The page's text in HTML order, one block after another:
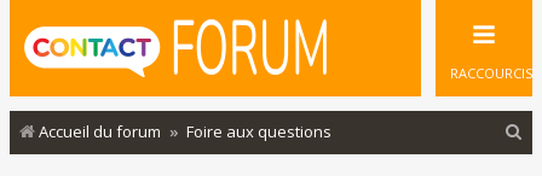
RACCOURCIS
Accueil du forum Foire aux questions